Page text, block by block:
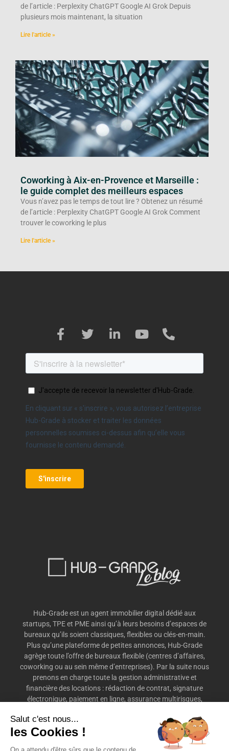
de l’article : Perplexity ChatGPT Google AI Grok Depuis
plusieurs mois maintenant, la situation
Lire l'article »
Coworking à Aix-en-Provence et Marseille :
le guide complet des meilleurs espaces
Vous n’avez pas le temps de tout lire ? Obtenez un résumé
de l’article : Perplexity ChatGPT Google AI Grok Comment
trouver le coworking le plus
Lire l'article »
Hub-Grade est un agent immobilier digital dédié aux
startups, TPE et PME ainsi qu’à leurs besoins d’espaces de
bureaux qu’ils soient classiques, flexibles ou clés-en-main.
Plus qu’une plateforme de petites annonces, Hub-Grade
agrège toute l’offre de bureaux flexible (centres d’affaires,
coworking ou au sein même d’entreprises). Par la suite nous
prenons en charge toute la gestion administrative et
financière des locations : rédaction de contrat, signature
électronique, paiement en ligne, assurance multirisques,
Salut c'est nous...
les Cookies !
On a attendu d'être sûrs que le contenu de